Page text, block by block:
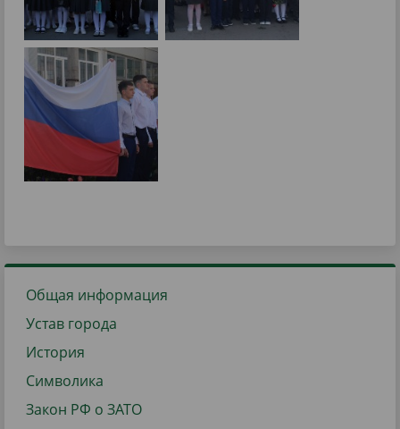
Общая информация
Устав города
История
Символика
Закон РФ о ЗАТО